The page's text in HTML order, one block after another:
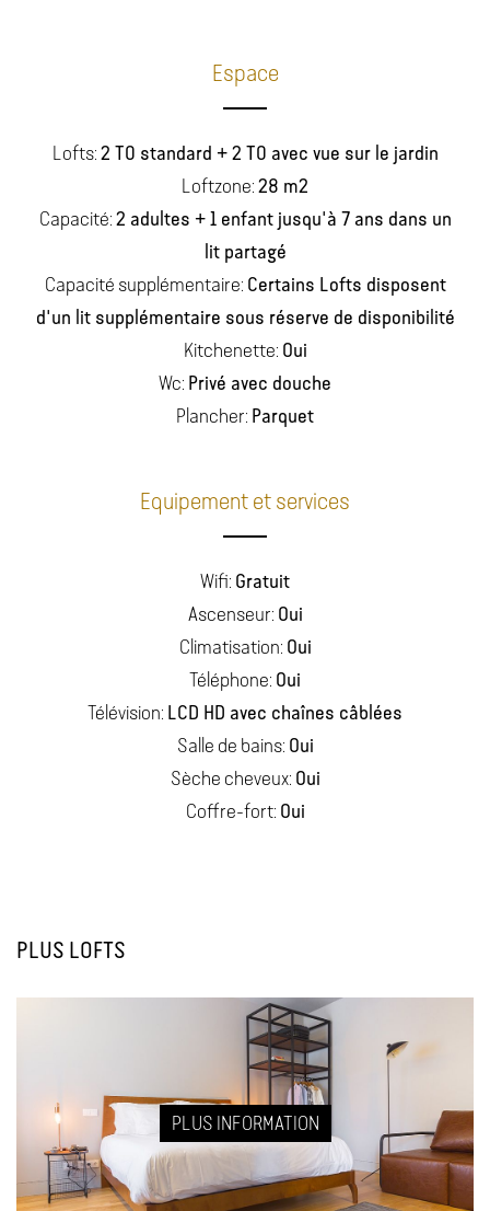
Espace
Lofts: 2 T0 standard + 2 T0 avec vue sur le jardin
Loftzone: 28 m2
Capacité: 2 adultes + 1 enfant jusqu'à 7 ans dans un
lit partagé
Capacité supplémentaire: Certains Lofts disposent
d'un lit supplémentaire sous réserve de disponibilité
Kitchenette: Oui
Wc: Privé avec douche
Plancher: Parquet
Equipement et services
Wifi: Gratuit
Ascenseur: Oui
Climatisation: Oui
Téléphone: Oui
Télévision: LCD HD avec chaînes câblées
Salle de bains: Oui
Sèche cheveux: Oui
Coffre-fort: Oui
PLUS LOFTS
PLUS INFORMATION